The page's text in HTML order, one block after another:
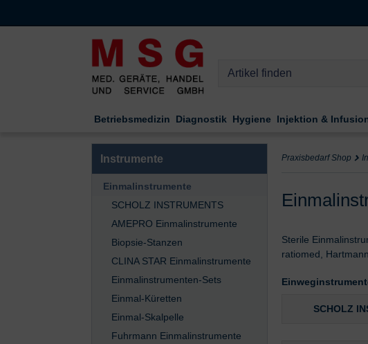
Betriebsmedizin Diagnostik Hygiene Injektion &
Instrumente
Einmalinstrumente
SCHOLZ INSTRUMENTS
AMEPRO Einmalinstrumente
Biopsie-Stanzen
CLINA STAR Einmalinstrumente
Einmalinstrumenten-Sets
Einmal-Küretten
Einmal-Skalpelle
Fuhrmann Einmalinstrumente
Praxisbedarf Shop
Sterile
ratiomed,
SCHOLZ